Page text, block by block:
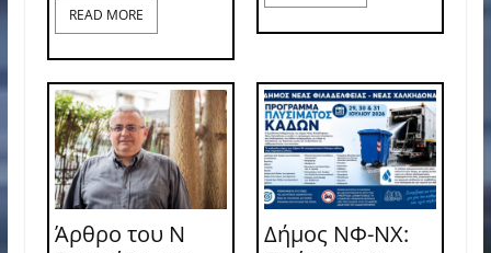
READ MORE
Άρθρο του Ν
Δήμος ΝΦ-ΝΧ: